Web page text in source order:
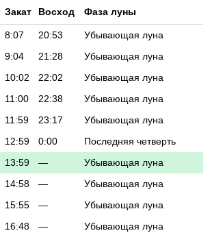
Закат Восход Фаза луны
8:07 20:53
Убывающая луна
9:04 21:28
Убывающая луна
10:02 22:02
Убывающая луна
11:00 22:38
Убывающая луна
11:59 23:17
Убывающая луна
12:59 0:00
Последняя четверть
13:59 —
Убывающая луна
14:58 —
Убывающая луна
15:55 —
Убывающая луна
16:48 —
Убывающая луна